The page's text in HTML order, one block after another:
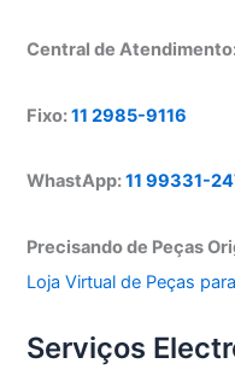
Central de
Fixo:11 2985-9116
WhastApp:11 99331-
Precisando de Peças
Loja Virtual de Peças
Serviços